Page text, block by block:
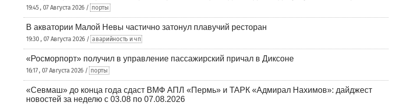
19:45 , 07 Августа 2026 / порты
В акватории Малой Невы частично затонул плавучий ресторан
19:30 , 07 Августа 2026 / аварийность и чп
«Росморпорт» получил в управление пассажирский причал в Диксоне
16:17 , 07 Августа 2026 / порты
«Севмаш» до конца года сдаст ВМФ АПЛ «Пермь» и ТАРК «Адмирал Нахимов»: дайджест
новостей за неделю с 03.08 по 07.08.2026